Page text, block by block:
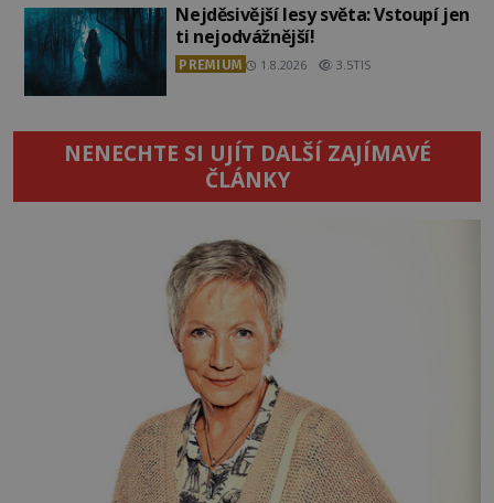
Nejděsivější lesy světa: Vstoupí jen
ti nejodvážnější!
PREMIUM 1.8.2026 3.5TIS
NENECHTE SI UJÍT DALŠÍ ZAJÍMAVÉ
ČLÁNKY